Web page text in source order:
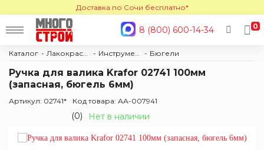
Доставка по Сочи бесплатно*
8 (800) 600-14-34 0
Каталог Бюгели
Ручка для валика Krafor 02741 100мм
(запасная, бюгель 6мм)
Артикул: 02741* Код товара: АА-007941
(0) Нет в наличии